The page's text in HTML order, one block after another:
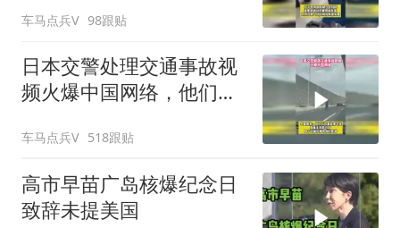
车马点兵V 98跟贴
日本交警处理交通事故视
频火爆中国网络，他们认
车马点兵V 518跟贴
高市早苗广岛核爆纪念日
致辞未提美国